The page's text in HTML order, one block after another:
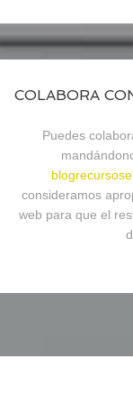
COLABORA
Puedes
consideramos
web para que el